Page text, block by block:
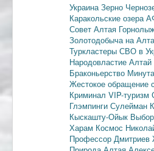
Украина Зерно
Каракольские озера
Совет Алтая
Золотодобыча на
Туркластеры СВО в
Народовластие Алтай
Браконьерство
Жестокое обращение
Криминал VIP-туризм
Глэмпинги Сулейман
Кыскашту-Ойык
Харам Космос
Профессор Дмитриев